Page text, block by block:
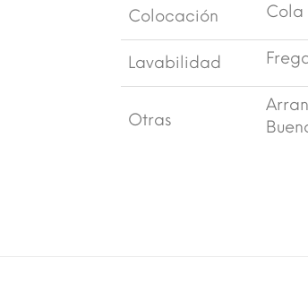
Colocación
Lavabilidad
Otras